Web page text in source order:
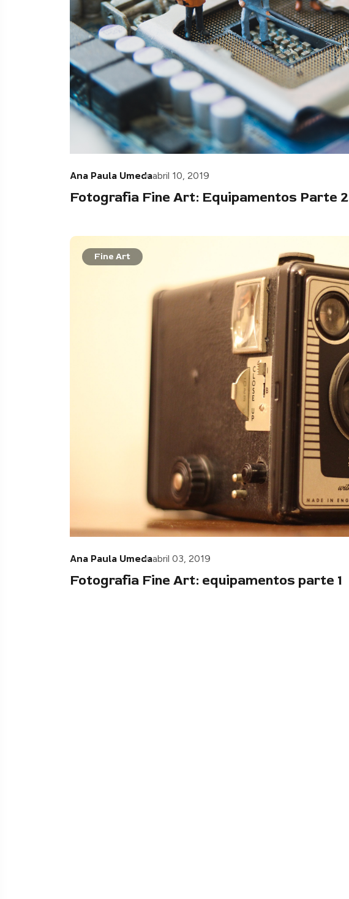
Ana Paula Umedaabril 10, 2019
Fotografia Fine Art: Equipamentos Parte 2
Fine Art
Ana Paula Umedaabril 03, 2019
Fotografia Fine Art: equipamentos parte 1